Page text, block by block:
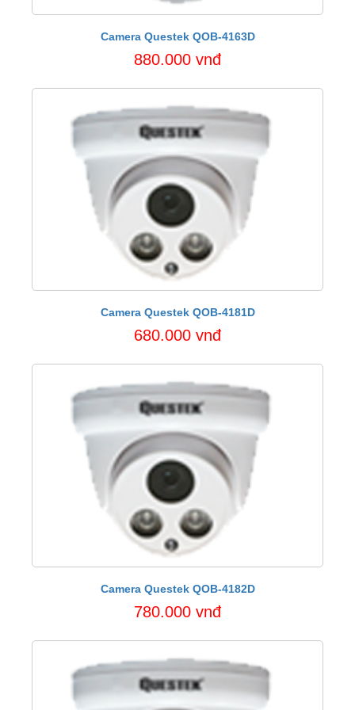
Camera Questek QOB-4163D
880.000 vnđ
Camera Questek QOB-4181D
680.000 vnđ
Camera Questek QOB-4182D
780.000 vnđ